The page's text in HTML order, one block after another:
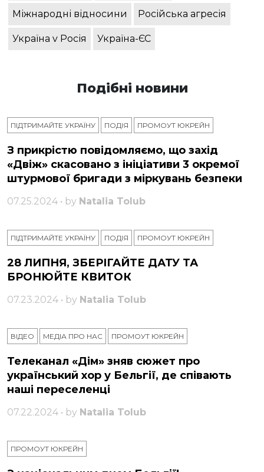
Міжнародні відносини Російська агресія
Україна v Росія Україна-ЄС
Подібні новини
ПІДТРИМАЙТЕ УКРАЇНУ ПОДІЯ ПРОМОУТ ЮКРЕЙН
З прикрістю повідомляємо, що захід
«Двіж» скасовано з ініціативи 3 окремої
штурмової бригади з міркувань безпеки
07.25.2024 • by Natalia Tolub
ПІДТРИМАЙТЕ УКРАЇНУ ПОДІЯ ПРОМОУТ ЮКРЕЙН
28 ЛИПНЯ, ЗБЕРІГАЙТЕ ДАТУ ТА
БРОНЮЙТЕ КВИТОК
07.23.2024 • by Natalia Tolub
ВІДЕО МЕДІА ПРО НАС ПРОМОУТ ЮКРЕЙН
Телеканал «Дім» зняв сюжет про
український хор у Бельгії, де співають
наші переселенці
07.22.2024 • by Natalia Tolub
ПРОМОУТ ЮКРЕЙН